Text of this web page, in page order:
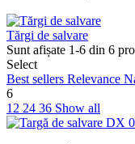
Tărgi de salvare
Sunt afișate 1-6 din 6
Select
Best sellers Relevance
6
12 24 36 Show all